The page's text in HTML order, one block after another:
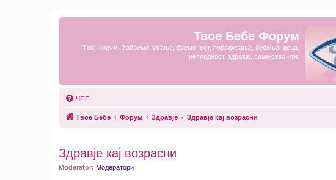
Твое Бебе Форум
Твој Форум: Забременување, бременост, породување, бебиња, деца,
неплодност, здравје, семејство итн.
ЧПП
Твое Бебе Форум Здравје Здравје кај возрасни
Здравје кај возрасни
Moderator: Модератори